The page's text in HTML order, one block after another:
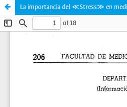
La importancia del ≪Stress≫ en